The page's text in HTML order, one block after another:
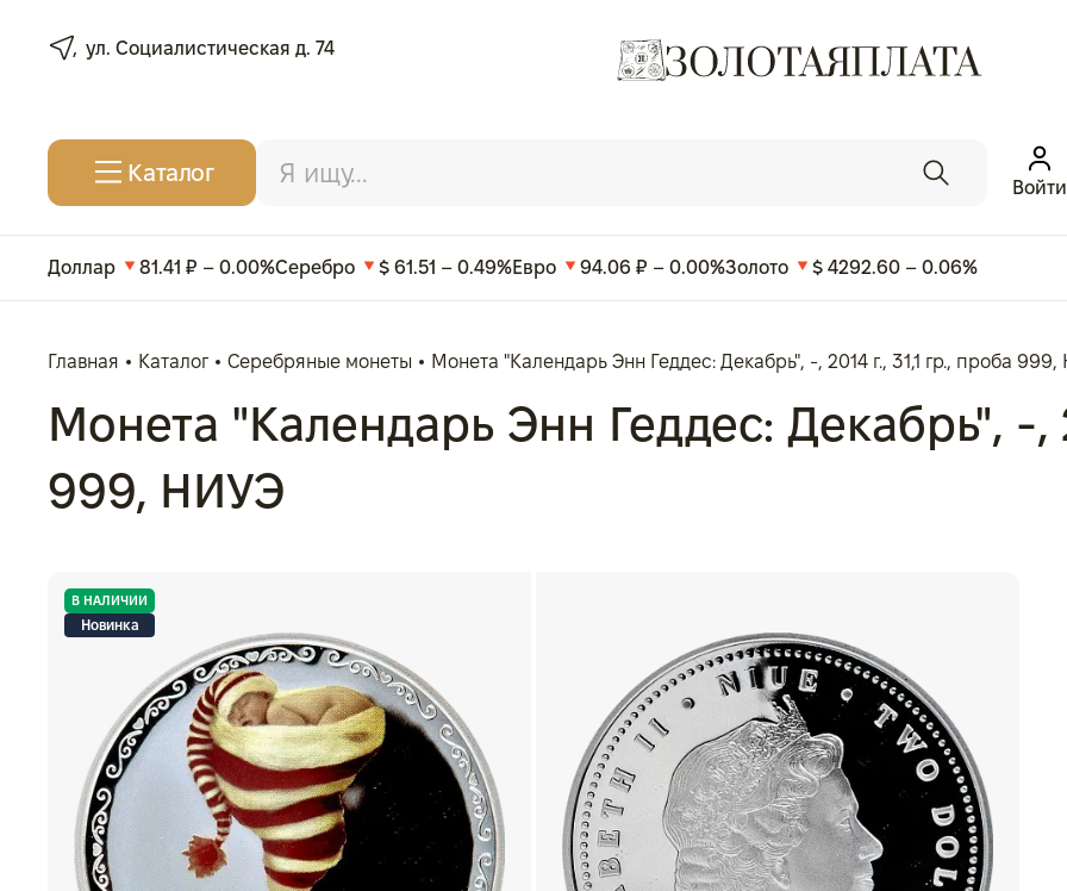
ул. Социалистическая д. 74
Каталог
Войти
Доллар 81.41 ₽ – 0.00%Серебро $ 61.51 – 0.49%Евро 94.06 ₽ – 0.00%Золото $ 4292.60 – 0.06%
Главная Каталог Серебряные монеты Монета "Календарь Энн Геддес: Декабрь", -, 2014 г., 31,1 гр., проба
Монета "Календарь Энн Геддес: Декабрь", -,
999, НИУЭ
В НАЛИЧИИ
Новинка